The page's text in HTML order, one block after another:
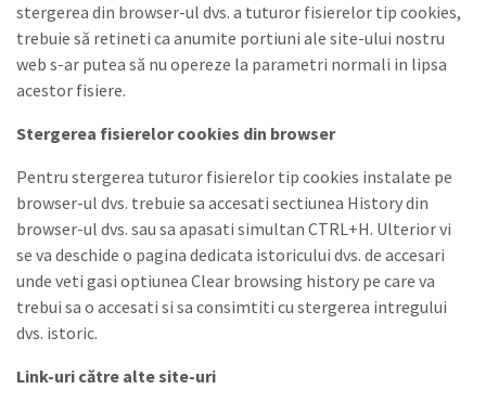
stergerea din browser-ul dvs. a tuturor fisierelor tip cookies,
trebuie să retineti ca anumite portiuni ale site-ului nostru
web s-ar putea să nu opereze la parametri normali in lipsa
acestor fisiere.
Stergerea fisierelor cookies din browser
Pentru stergerea tuturor fisierelor tip cookies instalate pe
browser-ul dvs. trebuie sa accesati sectiunea History din
browser-ul dvs. sau sa apasati simultan CTRL+H. Ulterior vi
se va deschide o pagina dedicata istoricului dvs. de accesari
unde veti gasi optiunea Clear browsing history pe care va
trebui sa o accesati si sa consimtiti cu stergerea intregului
dvs. istoric.
Link-uri către alte site-uri